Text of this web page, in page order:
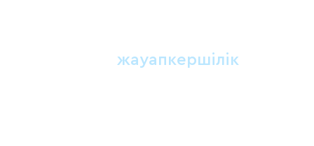
жауапкершілік